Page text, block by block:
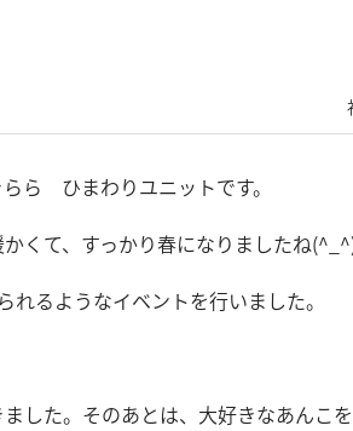
ら ひまわりユニットです。
くて、すっかり春になりましたね
るようなイベントを行いました。
した。そのあとは、大好きなあんこ